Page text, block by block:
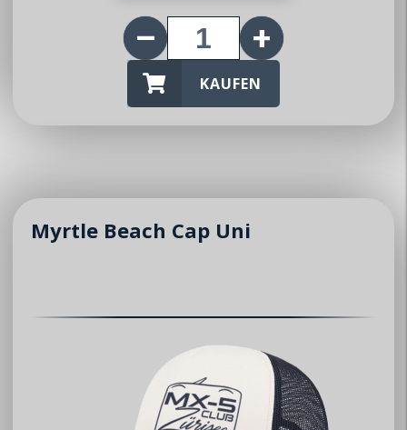
KAUFEN
Myrtle Beach Cap Uni
News / Events
Jahresprogramm